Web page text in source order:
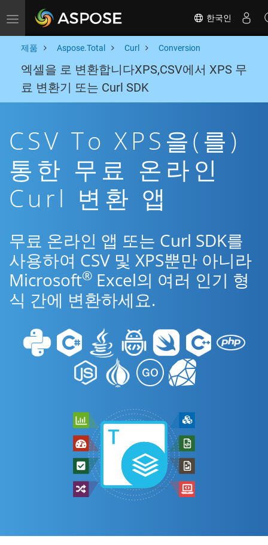
Toggle navigation 한국인
제품 Aspose.Total Curl Conversion
엑셀을 로 변환합니다XPS,CSV에서 XPS 무
료 변환기 또는 Curl SDK
CSV To XPS을(를)
통한 무료 온라인
Curl 변환 앱
무료 온라인 앱 또는 Curl SDK를
사용하여 CSV 및 XPS뿐만 아니라
Microsoft® Excel의 여러 인기 형
식 간에 변환하세요.